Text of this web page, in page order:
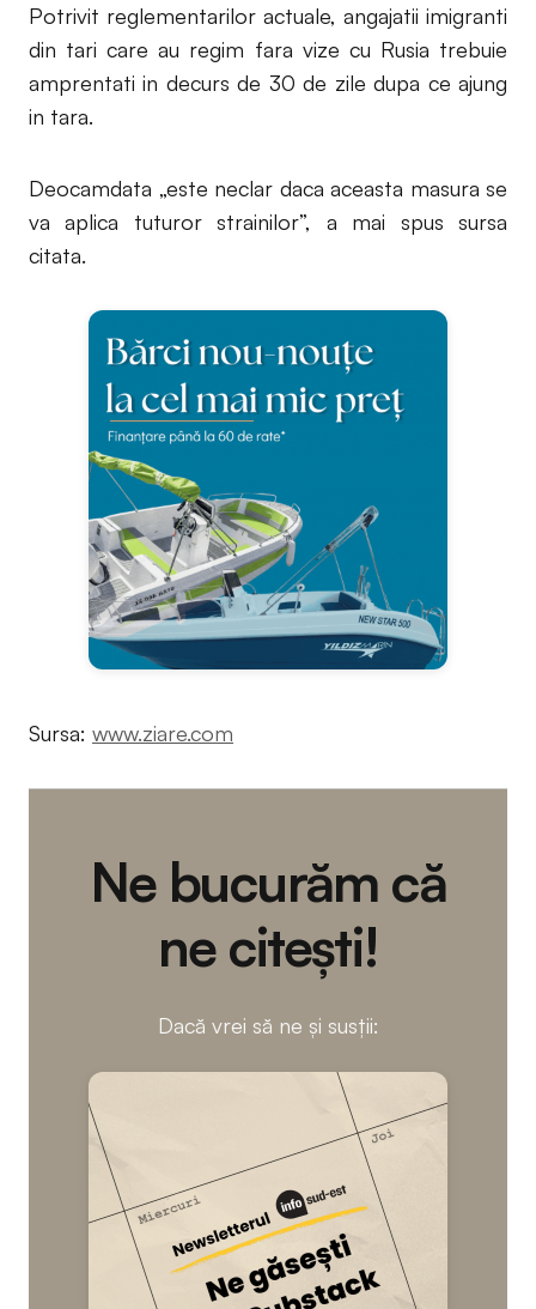
Potrivit reglementarilor actuale, angajatii imigranti
din tari care au regim fara vize cu Rusia trebuie
amprentati in decurs de 30 de zile dupa ce ajung
in tara.
Deocamdata „este neclar daca aceasta masura se
va aplica tuturor strainilor”, a mai spus sursa
citata.
Sursa: www.ziare.com
Ne bucurăm că
ne citești!
Dacă vrei să ne și susții: